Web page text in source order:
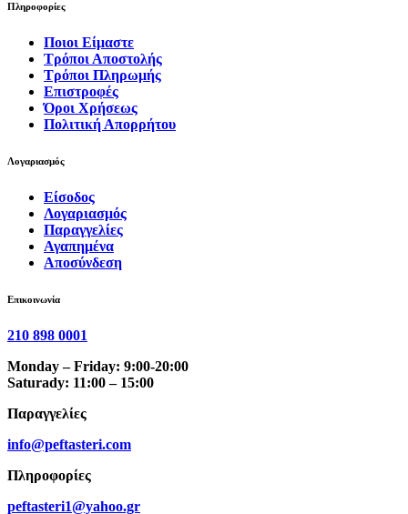
Πληροφορίες
Ποιοι Είμαστε
Τρόποι Αποστολής
Τρόποι Πληρωμής
Επιστροφές
Όροι Χρήσεως
Πολιτική Απορρήτου
Λογαριασμός
Είσοδος
Λογαριασμός
Παραγγελίες
Αγαπημένα
Αποσύνδεση
Επικοινωνία
210 898 0001
Monday – Friday: 9:00-20:00
Saturady: 11:00 – 15:00
Παραγγελίες
info@peftasteri.com
Πληροφορίες
peftasteri1@yahoo.gr